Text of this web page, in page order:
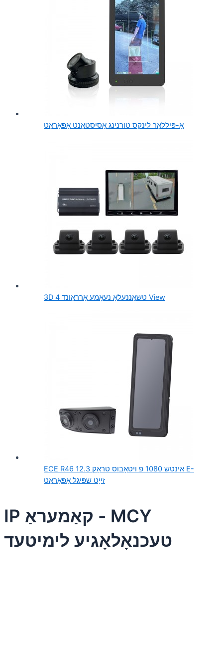
אַ-פּיללאַר לינקס טורנינג אַסיסטאַנט אַפּאַראַט
3D 4 טשאַננעלאָ נעאָמע אַרראָונד View
ECE R46 12.3 אינטש 1080 פּ ויטאָבוס טראָק E-
זייַט שפּיגל אַפּאַראַט
IP קאַמעראַ - MCY
טעכנאָלאָגיע לימיטעד